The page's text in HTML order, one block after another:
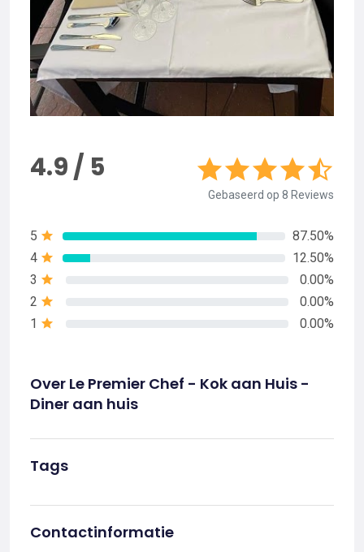
4.9 / 5
Gebaseerd op 8 Reviews
5
87.50%
4
12.50%
3
0.00%
2
0.00%
1
0.00%
Over Le Premier Chef - Kok aan Huis -
Diner aan huis
Tags
Contactinformatie